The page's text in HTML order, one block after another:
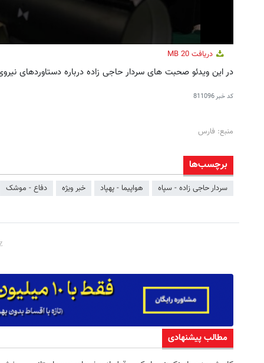
دریافت 20 MB
در این ویدئو صحبت های سردار حاجی زاده درباره دستاوردهای
کد خبر811096
منبع: فارس
برچسب‌ها
سردار حاجی زاده - سپاه هواپیما - پهپاد خبر ویژه دفاع - موشک
مطالب پیشنهادی